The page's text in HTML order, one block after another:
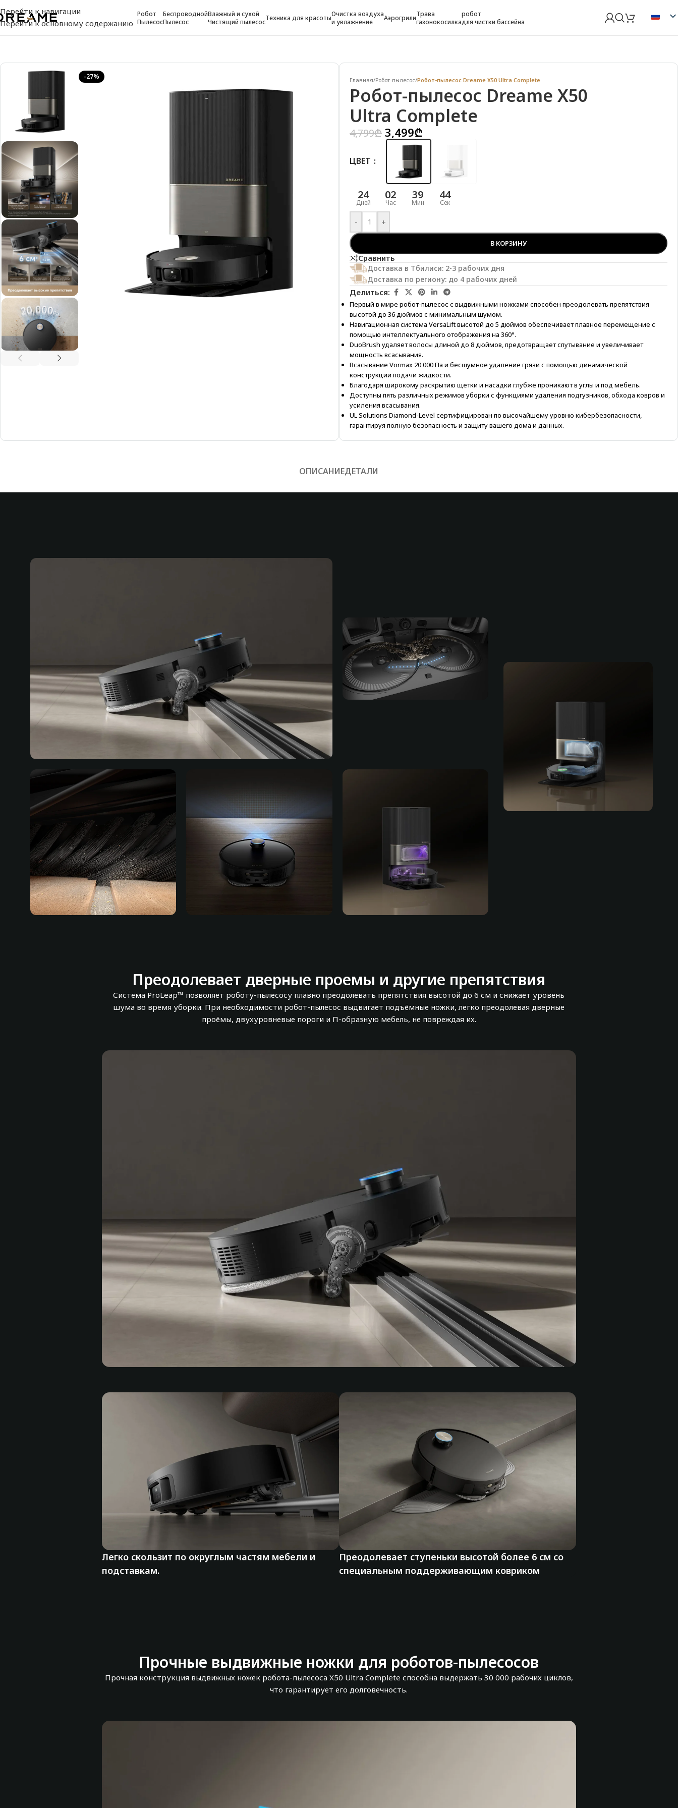
Перейти к навигации
Перейти к основному содержанию
Робот
Пылесос
Беспроводной
Пылесос
Влажный и сухой
Чистящий пылесосТехника для красотыОчистка воздуха
и увлажнение
АэрогрилиТрава
газонокосилка
робот
для чистки бассейна
-27% Главная/Робот-пылесос/Робот-пылесос Dreame X50 Ultra Complete
Робот-пылесос Dreame X50
Ultra Complete
4,799₾ 3,499₾
ЦВЕТ
24
Дней
02
Час
39
Мин
43
Сек
- +
В КОРЗИНУ
Сравнить
Доставка в Тбилиси: 2-3 рабочих дня
Доставка по региону: до 4 рабочих дней
Делиться:
Первый в мире робот-пылесос с выдвижными ножками способен преодолевать препятствия
высотой до 36 дюймов с минимальным шумом.
Навигационная система VersaLift высотой до 5 дюймов обеспечивает плавное перемещение с
помощью интеллектуального отображения на 360°.
DuoBrush удаляет волосы длиной до 8 дюймов, предотвращает спутывание и увеличивает
мощность всасывания.
Всасывание Vormax 20 000 Па и бесшумное удаление грязи с помощью динамической
конструкции подачи жидкости.
Благодаря широкому раскрытию щетки и насадки глубже проникают в углы и под мебель.
Доступны пять различных режимов уборки с функциями удаления подгузников, обхода ковров и
усиления всасывания.
UL Solutions Diamond-Level сертифицирован по высочайшему уровню кибербезопасности,
гарантируя полную безопасность и защиту вашего дома и данных.
ОПИСАНИЕДЕТАЛИ
Система ProLeap™
Преодоление препятствий
высотой до 6 см
Преодолевает дверные проемы и другие препятствия
Система ProLeap™ позволяет роботу-пылесосу плавно преодолевать препятствия высотой до 6 см и снижает уровень
шума во время уборки. При необходимости робот-пылесос выдвигает подъёмные ножки, легко преодолевая дверные
проёмы, двухуровневые пороги и П-образную мебель, не повреждая их.
Легко скользит по округлым частям мебели и
подставкам.
Преодолевает ступеньки высотой более 6 см со
специальным поддерживающим ковриком
Прочные выдвижные ножки для роботов-пылесосов
Прочная конструкция выдвижных ножек робота-пылесоса X50 Ultra Complete способна выдержать 30 000 рабочих циклов,
что гарантирует его долговечность.